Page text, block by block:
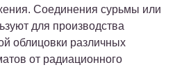
Соединения сурьмы или
для производства
облицовки различных
от радиационного